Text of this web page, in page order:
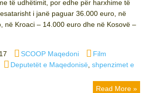
të udhëtimit, por edhe për harxhime të
i janë paguar 36.000 euro, në
në Kroaci – 14.000 euro dhe në Kosovë –
Author
SCOOP Maqedoni Categories
Film
Tags
Deputetët e Maqedonisë shpenzimet e
Read More »